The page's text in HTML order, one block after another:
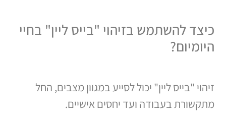
כיצד להשתמש בזיהוי "בייס ליין" בחיי
היומיום?
זיהוי "בייס ליין" יכול לסייע במגוון מצבים, החל
מתקשורת בעבודה ועד יחסים אישיים.